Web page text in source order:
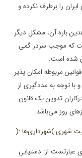
را برطرف نکرده و
باره آن، مشکل دیگر
که موجب سردر گمی
شده است.
مربوطه امکان پذیر
با توجه به مددگیری از
تدوین یک قانون
روز می‌باشد.
شهری (شهرداری‌ها ):
از: دستیابی